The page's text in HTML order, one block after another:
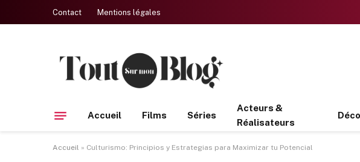
Contact Mentions légales
Accueil Films Séries
Acteurs &
Réalisateurs
Accueil » Culturismo: Principios y Estrategias para Maximizar tu Potencial